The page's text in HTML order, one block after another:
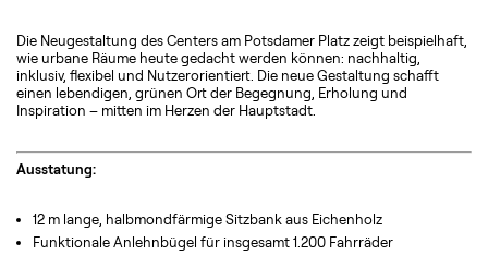
Die Neugestaltung des Centers am Potsdamer Platz zeigt beispielhaft,
wie urbane Räume heute gedacht werden können: nachhaltig,
inklusiv, flexibel und Nutzerorientiert. Die neue Gestaltung schafft
einen lebendigen, grünen Ort der Begegnung, Erholung und
Inspiration – mitten im Herzen der Hauptstadt.
Ausstatung:
12 m lange, halbmondfärmige Sitzbank aus Eichenholz
Funktionale Anlehnbügel für insgesamt 1.200 Fahrräder